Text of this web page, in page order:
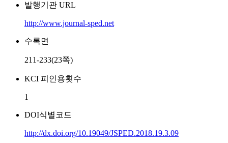
발행기관 URL
http://www.journal-sped.net
수록면
211-233(23쪽)
KCI 피인용횟수
1
DOI식별코드
http://dx.doi.org/10.19049/JSPED.2018.19.3.09